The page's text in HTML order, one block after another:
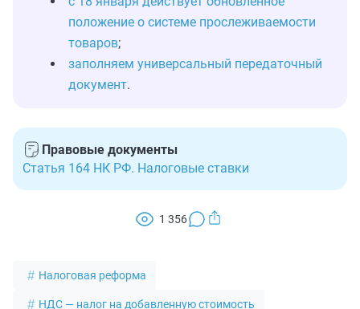
положение о системе прослеживаемости
товаров;
заполняем универсальный передаточный
документ.
Правовые документы
Статья 164 НК РФ. Налоговые ставки
1 356
Налоговая реформа
НДС — налог на добавленную стоимость